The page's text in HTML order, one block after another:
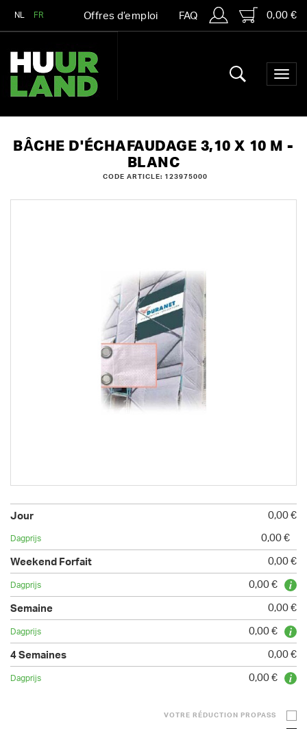
NL FR Offres d’emploi FAQ 0,00 €
BÂCHE D'ÉCHAFAUDAGE 3,10 X 10 M -
BLANC
CODE ARTICLE: 123975000
0,00 €
0,00 €
0,00 €
0,00 €
0,00 €
0,00 €
0,00 €
0,00 €
VOTRE RÉDUCTION PROPASS